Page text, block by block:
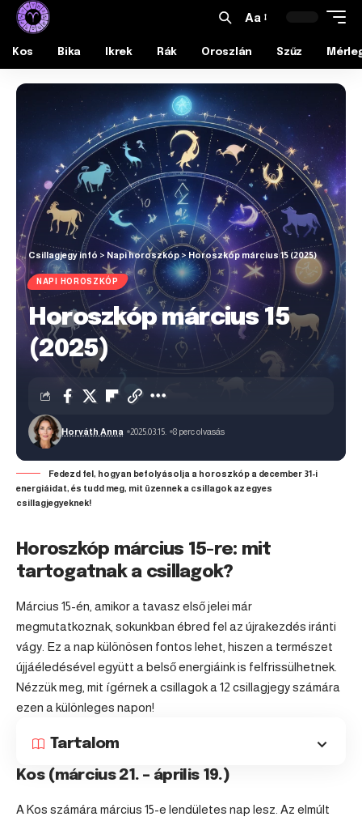
Aa
Kos Bika Ikrek Rák Oroszlán Szűz
Csillagjegy infó > Napi horoszkóp>Horoszkóp március 15 (2025)
NAPI HOROSZKÓP
Horoszkóp március 15
(2025)
Horváth Anna 2025.03.15. 8 perc olvasás
Fedezd fel, hogyan befolyásolja a horoszkóp a december 31-i
energiáidat, és tudd meg, mit üzennek a csillagok az egyes
csillagjegyeknek!
Horoszkóp március 15-re: mit
tartogatnak a csillagok?
Március 15-én, amikor a tavasz első jelei már
megmutatkoznak, sokunkban ébred fel az újrakezdés iránti
vágy. Ez a nap különösen fontos lehet, hiszen a természet
újjáéledésével együtt a belső energiáink is felfrissülhetnek.
Nézzük meg, mit ígérnek a csillagok a 12 csillagjegy számára
ezen a különleges napon!
Tartalom
Kos (március 21. – április 19.)
A Kos számára március 15-e lendületes nap lesz. Az elmúlt